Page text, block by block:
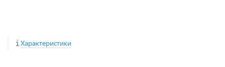
Характеристики